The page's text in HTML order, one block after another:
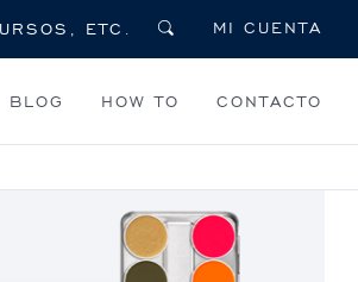
MI CUENTA
BLOG HOW TO CONTACTO